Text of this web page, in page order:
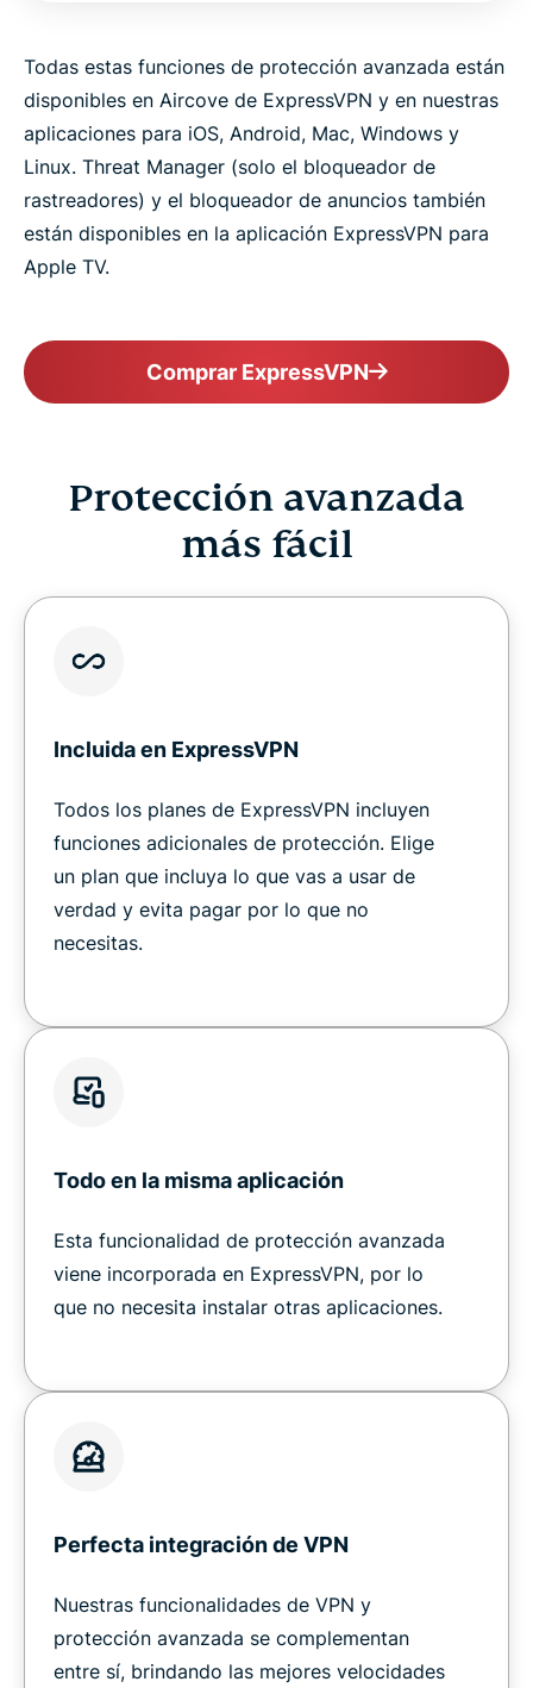
Todas estas funciones de protección avanzada están
disponibles en Aircove de ExpressVPN y en nuestras
aplicaciones para iOS, Android, Mac, Windows y
Linux. Threat Manager (solo el bloqueador de
rastreadores) y el bloqueador de anuncios también
están disponibles en la aplicación ExpressVPN para
Apple TV.
Comprar ExpressVPN
Protección avanzada
más fácil
Incluida en ExpressVPN
Todos los planes de ExpressVPN incluyen
funciones adicionales de protección. Elige
un plan que incluya lo que vas a usar de
verdad y evita pagar por lo que no
necesitas.
Todo en la misma aplicación
Esta funcionalidad de protección avanzada
viene incorporada en ExpressVPN, por lo
que no necesita instalar otras aplicaciones.
Perfecta integración de VPN
Nuestras funcionalidades de VPN y
protección avanzada se complementan
entre sí, brindando las mejores velocidades